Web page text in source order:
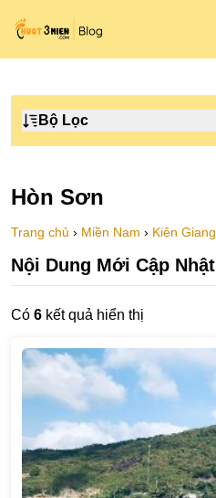
Bộ Lọc
Hòn Sơn
Trang chủ › Miền Nam › Kiên Giang
Nội Dung Mới Cập Nhật
Có 6 kết quả hiển thị